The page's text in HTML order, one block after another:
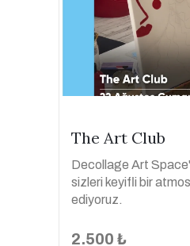
The Art Club
Decollage Art
sizleri keyifli bir
ediyoruz.
2.500 ₺